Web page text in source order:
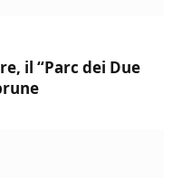
il “Parc dei Due